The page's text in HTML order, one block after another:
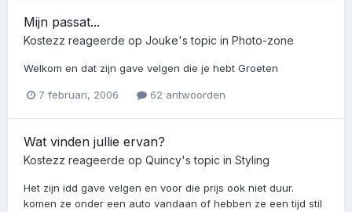
Mijn passat...
Kostezz reageerde op Jouke's topic in Photo-zone
Welkom en dat zijn gave velgen die je hebt Groeten
7 februari, 2006 62 antwoorden
Wat vinden jullie ervan?
Kostezz reageerde op Quincy's topic in Styling
Het zijn idd gave velgen en voor die prijs ook niet duur.
komen ze onder een auto vandaan of hebben ze een tijd stil